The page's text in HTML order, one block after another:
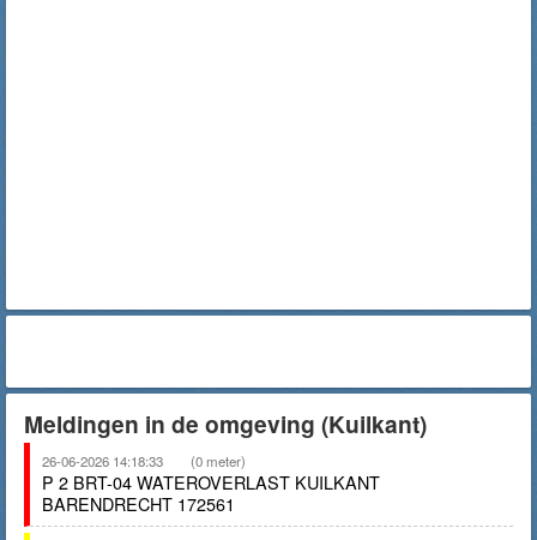
Meldingen in de omgeving (Kuilkant)
26-06-2026 14:18:33 (0 meter)
P 2 BRT-04 WATEROVERLAST KUILKANT
BARENDRECHT 172561